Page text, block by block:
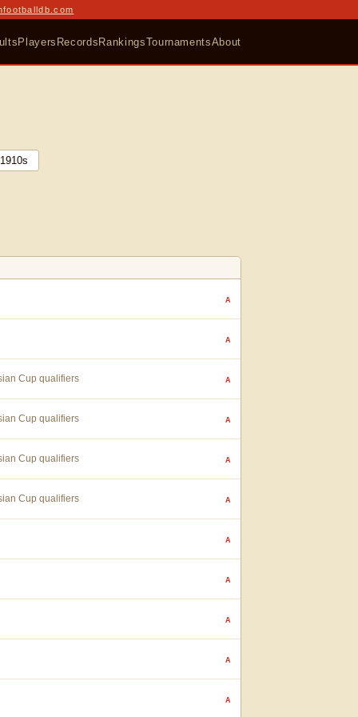
Players RecordsRankingsTournamentsAbout
1910s
A
A
Cup qualifiers A
Cup qualifiers A
Cup qualifiers A
Cup qualifiers A
A
A
A
A
A